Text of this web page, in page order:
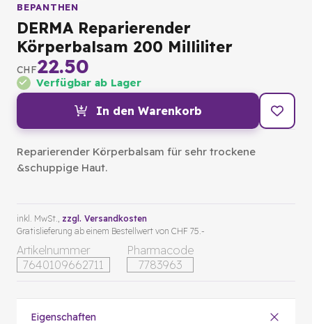
BEPANTHEN
DERMA Reparierender
Körperbalsam 200 Milliliter
CHF22.50
Verfügbar ab Lager
In den Warenkorb
Reparierender Körperbalsam für sehr trockene
&schuppige Haut.
Artikelnummer
7640109662711
Pharmacode
7783963
inkl. MwSt., zzgl. Versandkosten
Gratislieferung ab einem Bestellwert von CHF 75.-
Eigenschaften